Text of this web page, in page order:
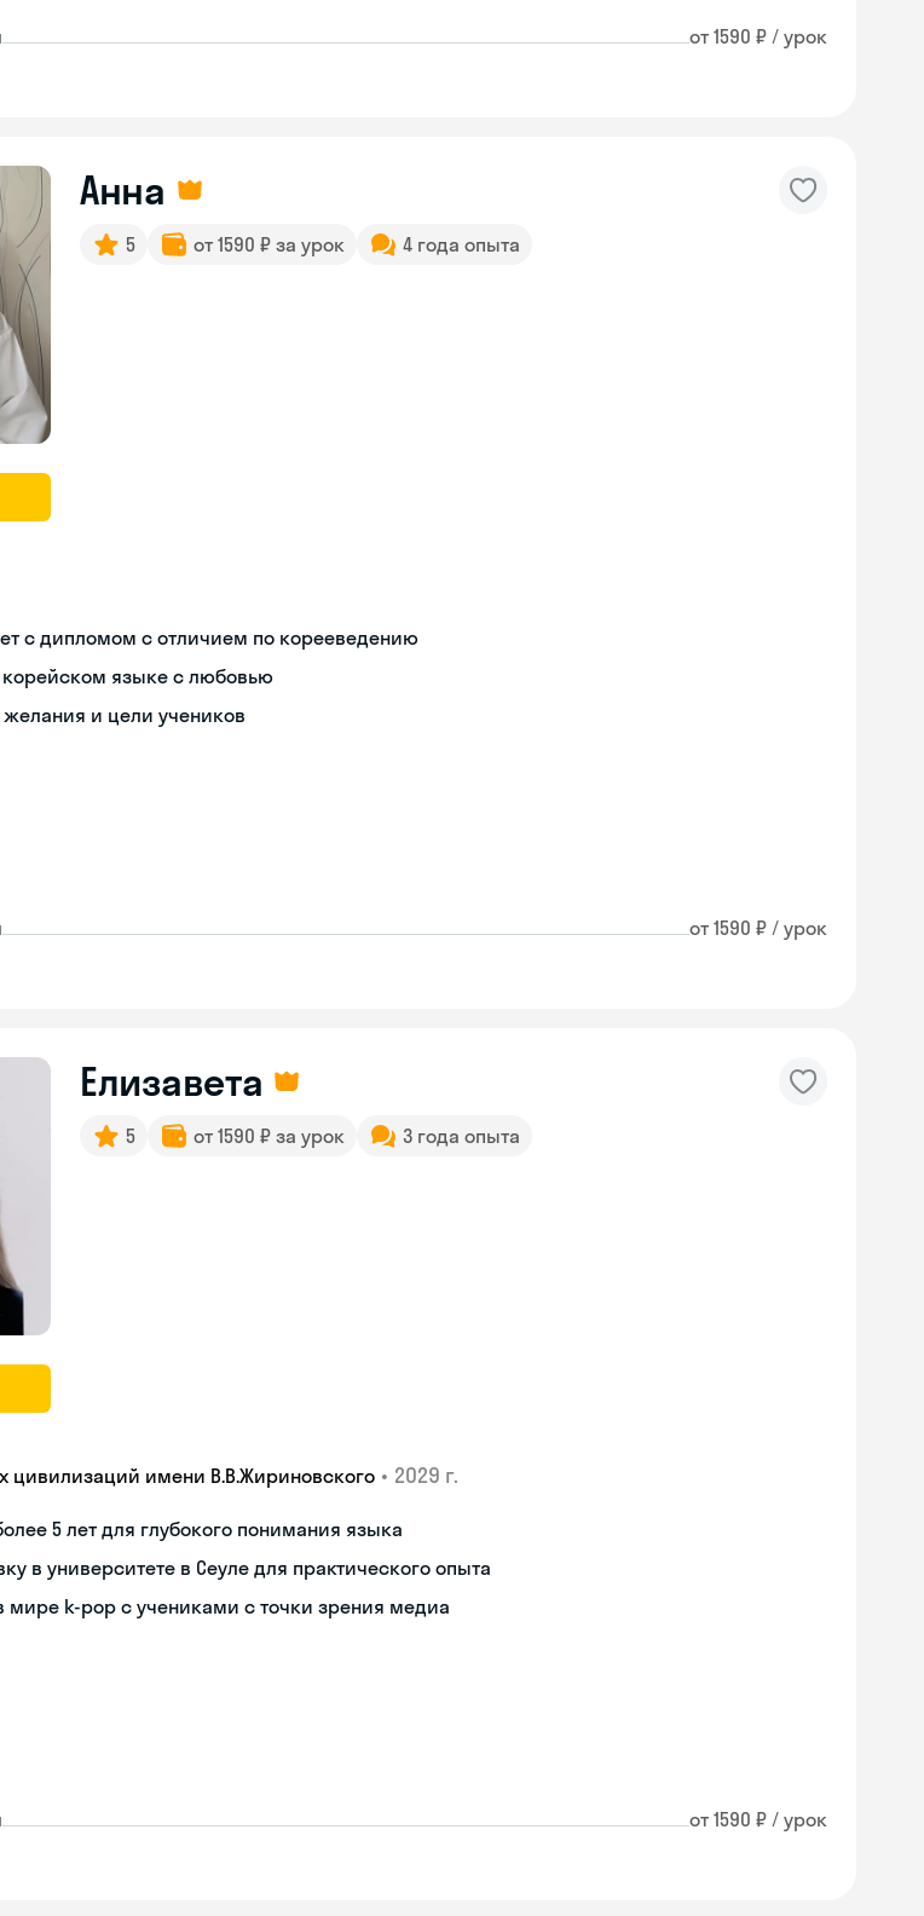
от 1590 ₽ / урок
Анна
5 от 1590 ₽ за урок 4 года опыта
с дипломом с отличием по корееведению
языке с любовью
и цели учеников
от 1590 ₽ / урок
Елизавета
5 от 1590 ₽ за урок 3 года опыта
цивилизаций имени В.В.Жириновского • 2029 г.
5 лет для глубокого понимания языка
в университете в Сеуле для практического опыта
мире k-pop с учениками с точки зрения медиа
от 1590 ₽ / урок